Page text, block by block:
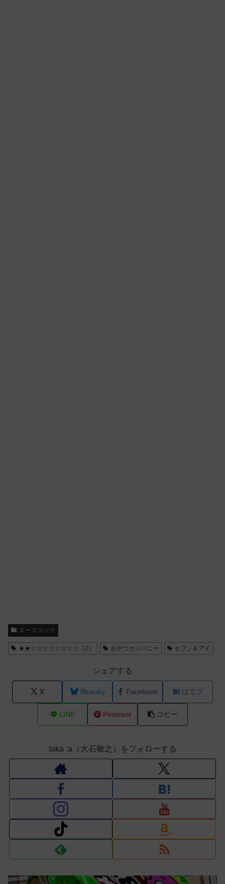
エースコック
★★☆☆☆☆☆☆☆☆（2） おやつカンパニー セブン＆アイ
シェアする
X Bluesky Facebook はてブ
LINE Pinterest コピー
taka :a（大石敬之）をフォローする